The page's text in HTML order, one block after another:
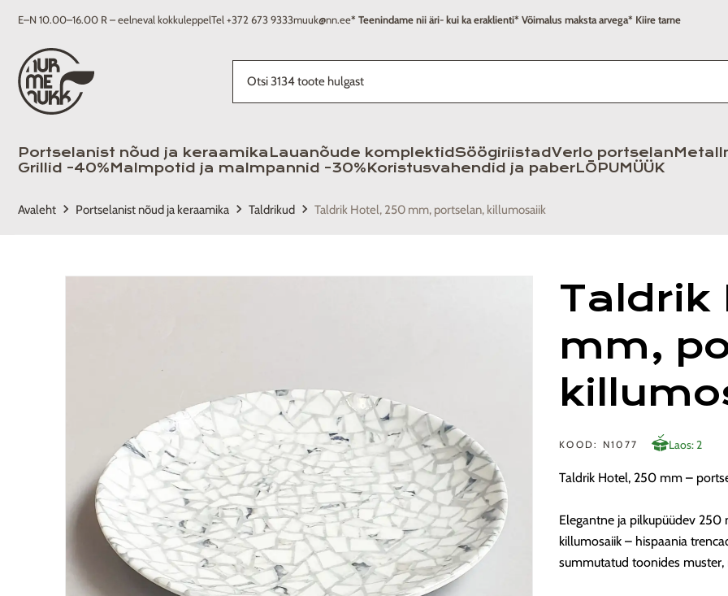
E–N 10.00–16.00 R – eelneval kokkuleppelTel +372 673 9333muuk@nn.ee* Teenindame nii äri- kui ka eraklienti* Võimalus maksta arvega* Kiire tarne
Portselanist nõud ja keraamika Lauanõude komplektidSöögiriistadVerlo portselan
Grillid -40%Malmpotid ja malmpannid -30%Koristusvahendid ja paberLÕPUMÜÜK
Avaleht keyboard_arrow_right Portselanist nõud ja keraamika keyboard_arrow_right Taldrikud keyboard_arrow_right Taldrik Hotel, 250 mm, portselan, killumosaiik
Taldrik
mm,
KOOD: N1077 Laos: 2
Taldrik Hotel, 250 mm –
Elegantne ja pilkupüüdev
killumosaiik – hispaania
summutatud toonides muster,